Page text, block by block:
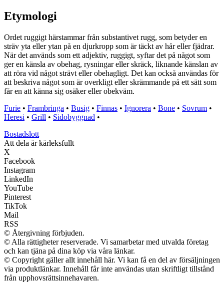
Etymologi
Ordet ruggigt härstammar från substantivet rugg, som betyder en
sträv yta eller ytan på en djurkropp som är täckt av hår eller fjädrar.
När det används som ett adjektiv, ruggigt, syftar det på något som
ger en känsla av obehag, rysningar eller skräck, liknande känslan av
att röra vid något strävt eller obehagligt. Det kan också användas för
att beskriva något som är overkligt eller skrämmande på ett sätt som
får en att känna sig osäker eller obekväm.
Furie • Frambringa • Busig • Finnas • Ignorera • Bone • Sovrum •
Heresi • Grill • Sidobyggnad •
Bostadslott
Att dela är kärleksfullt
X
Facebook
Instagram
LinkedIn
YouTube
Pinterest
TikTok
Mail
RSS
© Återgivning förbjuden.
© Alla rättigheter reserverade. Vi samarbetar med utvalda företag
och kan tjäna på dina köp via våra länkar.
© Copyright gäller allt innehåll här. Vi kan få en del av försäljningen
via produktlänkar. Innehåll får inte användas utan skriftligt tillstånd
från upphovsrättsinnehavaren.